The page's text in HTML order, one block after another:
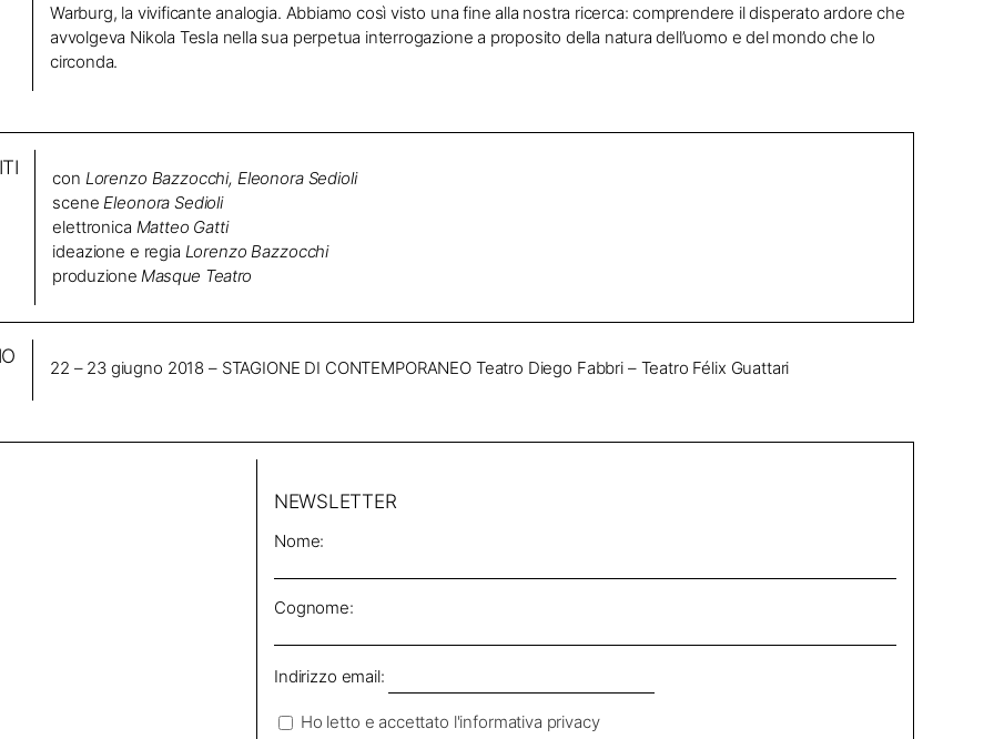
Warburg, la vivificante analogia. Abbiamo così visto una fine alla nostra ricerca:comprendere il disperato ardore che
avvolgeva Nikola Tesla nella sua perpetua interrogazione a proposito della natura dell’uomo e del mondo che lo
circonda.
con Lorenzo Bazzocchi, Eleonora Sedioli
scene Eleonora Sedioli
elettronica Matteo Gatti
ideazione e regia Lorenzo Bazzocchi
produzione Masque Teatro
22 – 23 giugno 2018 – STAGIONE DI CONTEMPORANEO Teatro Diego Fabbri – Teatro Félix Guattari
NEWSLETTER
Nome:
Cognome:
Indirizzo email:
Ho letto e accettato l'informativa privacy